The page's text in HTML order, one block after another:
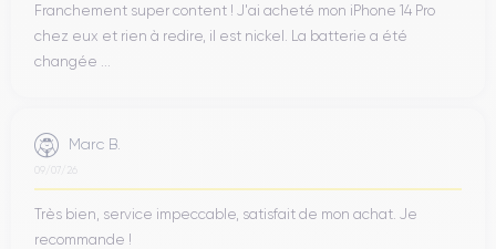
Franchement super content ! J'ai acheté mon iPhone 14 Pro
chez eux et rien à redire, il est nickel. La batterie a été
changée ...
Marc B.
09/07/26
Très bien, service impeccable, satisfait de mon achat. Je
recommande !